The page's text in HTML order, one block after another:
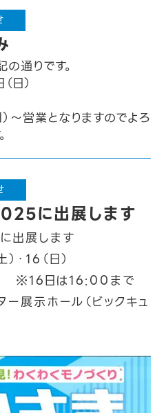
通りです。
日）
～営業となりますのでよろ
に出展します
出展します
16（日）
※16日は16:00まで
展示ホール（ビックキュ